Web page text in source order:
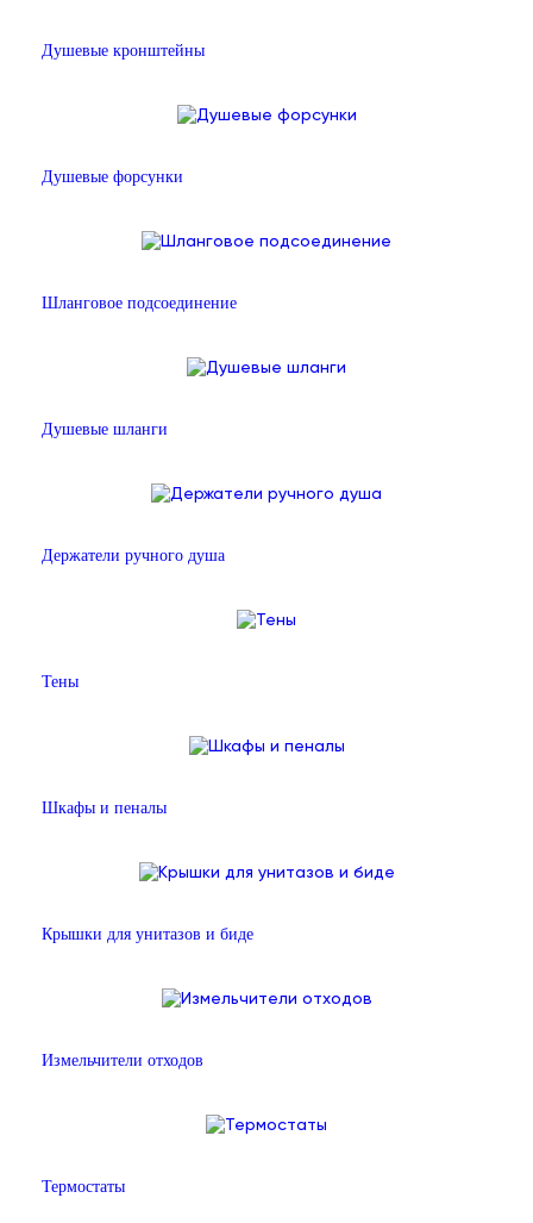
Душевые кронштейны
Душевые форсунки
Шланговое подсоединение
Душевые шланги
Держатели ручного душа
Тены
Шкафы и пеналы
Крышки для унитазов и биде
Измельчители отходов
Термостаты